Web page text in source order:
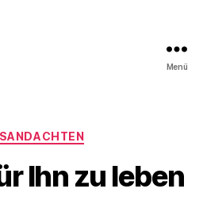
Menü
Kategorien
Ihn zu leben